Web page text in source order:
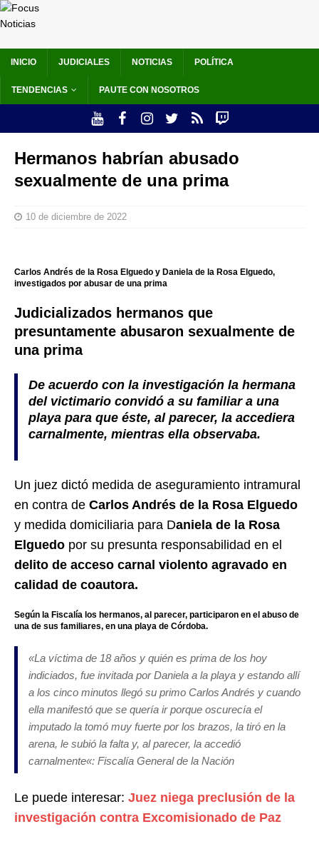
INICIO JUDICIALES NOTICIAS POLÍTICA
TENDENCIAS PAUTE CON NOSOTROS
Hermanos habrían abusado
sexualmente de una prima
10 de diciembre de 2022
Carlos Andrés de la Rosa Elguedo y Daniela de la Rosa Elguedo,
investigados por abusar de una prima
Judicializados hermanos que
presuntamente abusaron sexualmente de
una prima
De acuerdo con la investigación la hermana
del victimario convidó a su familiar a una
playa para que éste, al parecer, la accediera
carnalmente, mientras ella observaba.
Un juez dictó medida de aseguramiento intramural
en contra de Carlos Andrés de la Rosa Elguedo
y medida domiciliaria para Daniela de la Rosa
Elguedo por su presunta responsabilidad en el
delito de acceso carnal violento agravado en
calidad de coautora.
Según la Fiscalía los hermanos, al parecer, participaron en el abuso de
una de sus familiares, en una playa de Córdoba.
«La víctima de 18 años y quién es prima de los hoy
indiciados, fue invitada por Daniela a la playa y estando allí
a los cinco minutos llegó su primo Carlos Andrés y cuando
ella manifestó que se quería ir porque oscurecía el
imputado la tomó muy fuerte por los brazos, la tiró en la
arena, le subió la falta y, al parecer, la accedió
carnalmente«: Fiscalía General de la Nación
Le puede interesar: Juez niega preclusión de la
investigación contra Excomisionado de Paz